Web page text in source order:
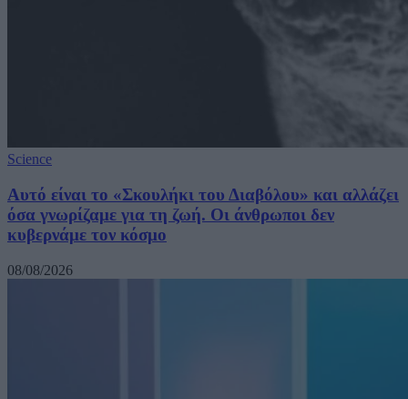
Science
Αυτό είναι το «Σκουλήκι του Διαβόλου» και αλλάζει
όσα γνωρίζαμε για τη ζωή. Οι άνθρωποι δεν
κυβερνάμε τον κόσμο
08/08/2026